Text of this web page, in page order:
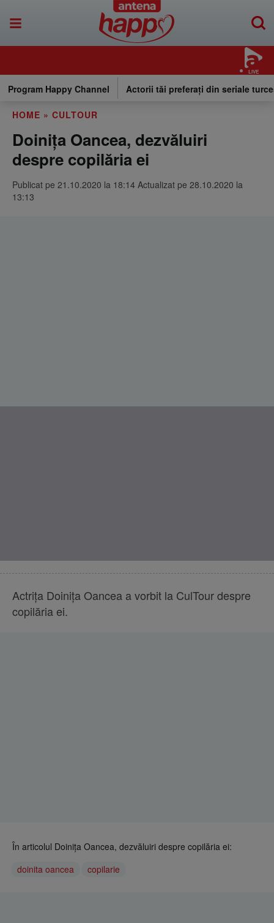
LIVE
Program Happy Channel Actorii tăi preferați din seriale
HOME » CULTOUR
Doinița Oancea, dezvăluiri
despre copilăria ei
Publicat pe 21.10.2020 la 18:14 Actualizat pe 28.10.2020 la
13:13
Actrița Doinița Oancea a vorbit la CulTour despre
copilăria ei.
În articolul Doinița Oancea, dezvăluiri despre copilăria ei:
doinita oancea
copilarie